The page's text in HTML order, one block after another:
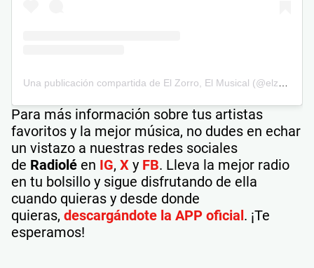
Para más información sobre tus artistas
favoritos y la mejor música, no dudes en echar
un vistazo a nuestras redes sociales
de Radiolé en IG, X y FB. Lleva la mejor radio
en tu bolsillo y sigue disfrutando de ella
cuando quieras y desde donde
quieras, descargándote la APP oficial. ¡Te
esperamos!